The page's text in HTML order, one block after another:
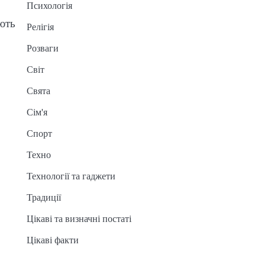
Психологія
Релігія
Розваги
Світ
Свята
Сім'я
Спорт
Техно
Технології та гаджети
Традиції
Цікаві та визначні постаті
Цікаві факти